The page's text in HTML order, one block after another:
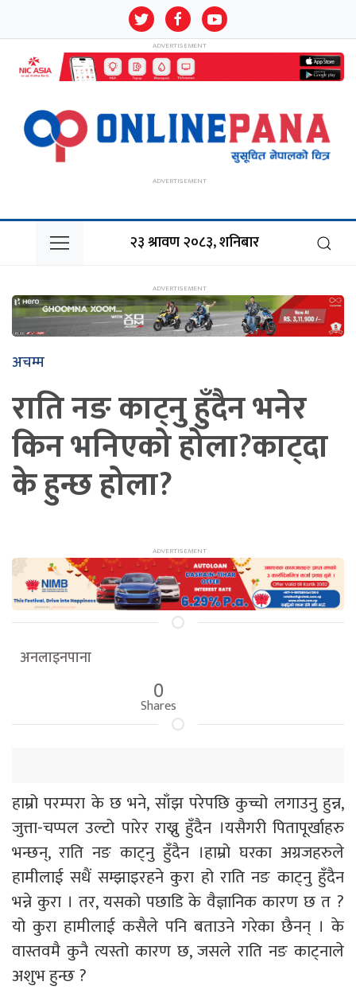
२३ श्रावण २०८३, शनिबार
अचम्म
राति नङ काट्नु हुँदैन भनेर
किन भनिएको होला?काट्दा
के हुन्छ होला?
अनलाइनपाना
0
Shares
हाम्रो परम्परा के छ भने, साँझ परेपछि कुच्चो लगाउनु हुन्न,
जुत्ता-चप्पल उल्टो पारेर राख्नु हुँदैन ।यसैगरी पितापूर्खाहरु
भन्छन्, राति नङ काट्नु हुँदैन ।हाम्रो घरका अग्रजहरुले
हामीलाई सधैं सम्झाइरहने कुरा हो राति नङ काट्नु हुँदैन
भन्ने कुरा । तर, यसको पछाडि के वैज्ञानिक कारण छ त ?
यो कुरा हामीलाई कसैले पनि बताउने गरेका छैनन् । के
वास्तवमै कुनै त्यस्तो कारण छ, जसले राति नङ काट्नाले
अशुभ हुन्छ ?